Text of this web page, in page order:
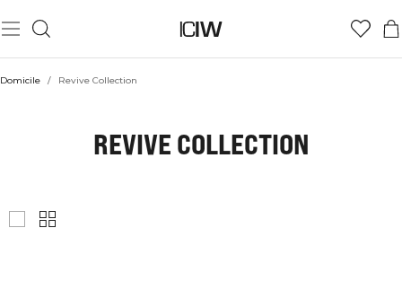
Domicile / Revive Collection
REVIVE COLLECTION